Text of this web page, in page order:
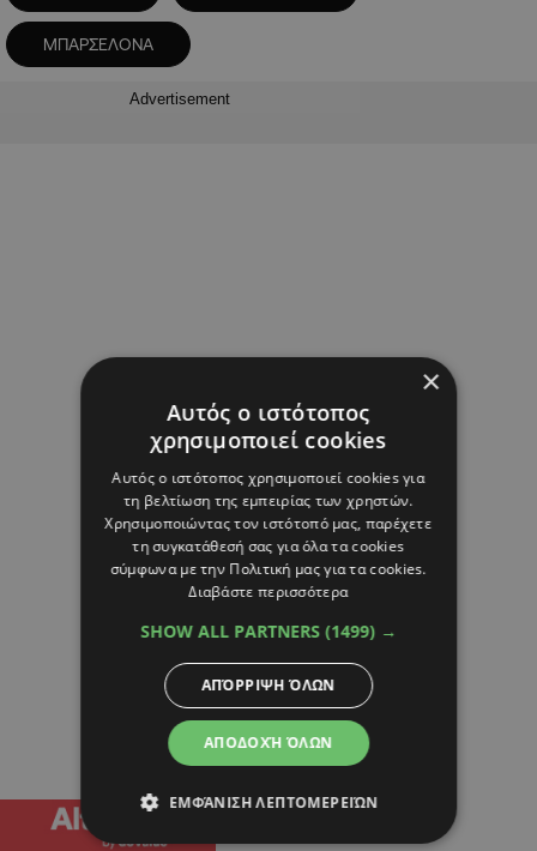
ΜΠΑΡΣΕΛΟΝΑ
Advertisement
×
Αυτός ο ιστότοπος
χρησιμοποιεί cookies
Αυτός ο ιστότοπος χρησιμοποιεί cookies για
τη βελτίωση της εμπειρίας των χρηστών.
Χρησιμοποιώντας τον ιστότοπό μας, παρέχετε
τη συγκατάθεσή σας για όλα τα cookies
σύμφωνα με την Πολιτική μας για τα cookies.
Διαβάστε περισσότερα
SHOW ALL PARTNERS (1499) →
ΑΠΟΔΟΧΉ ΌΛΩΝ
ΑΠΌΡΡΙΨΗ ΌΛΩΝ
ΕΜΦΆΝΙΣΗ ΛΕΠΤΟΜΕΡΕΙΏΝ